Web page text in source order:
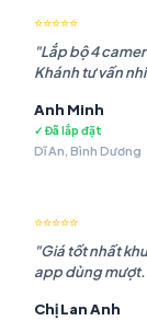
⭐⭐⭐⭐⭐
"Lắp bộ 4
Khánh tư vấn
Anh Minh
✓ Đã lắp đặt
Dĩ An, Bình Dương
⭐⭐⭐⭐⭐
"Giá tốt nhất
app dùng mượt.
Chị Lan Anh